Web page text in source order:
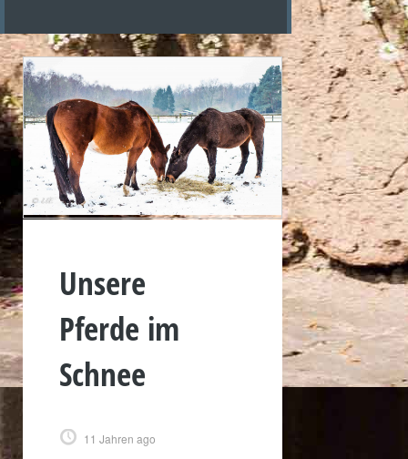
Unsere
Pferde im
Schnee
11 Jahren ago